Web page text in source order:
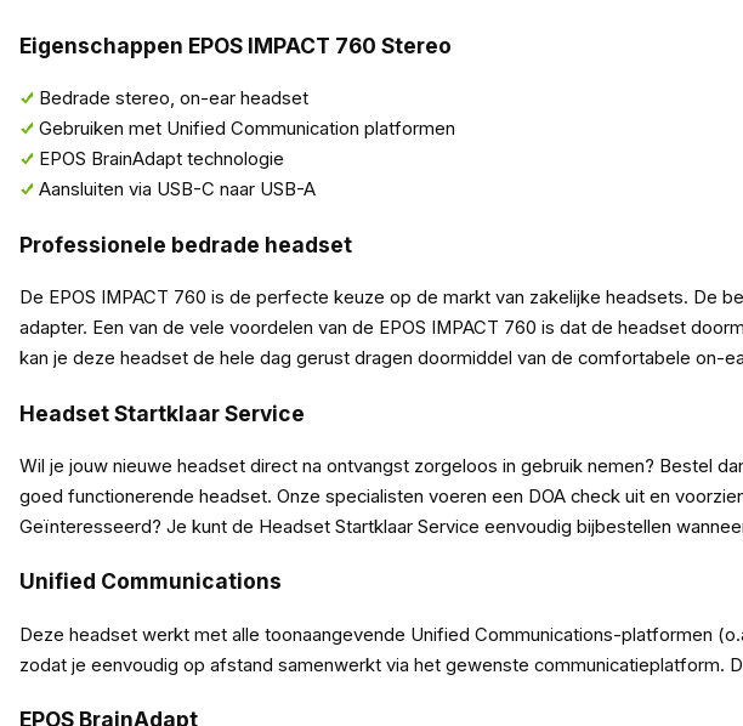
Eigenschappen EPOS IMPACT 760 Stereo
Bedrade stereo, on-ear headset
Gebruiken met Unified Communication platformen
EPOS BrainAdapt technologie
Aansluiten via USB-C naar USB-A
Professionele bedrade headset
De EPOS IMPACT 760 is de perfecte keuze op de markt van zakelijke headsets. De
adapter. Een van de vele voordelen van de EPOS IMPACT 760 is dat de headset
kan je deze headset de hele dag gerust dragen doormiddel van de comfortabele on-
Headset Startklaar Service
Wil je jouw nieuwe headset direct na ontvangst zorgeloos in gebruik nemen? Bestel
goed functionerende headset. Onze specialisten voeren een DOA check uit en
Geïnteresseerd? Je kunt de Headset Startklaar Service eenvoudig bijbestellen
Unified Communications
Deze headset werkt met alle toonaangevende Unified Communications-platformen
zodat je eenvoudig op afstand samenwerkt via het gewenste
EPOS BrainAdapt